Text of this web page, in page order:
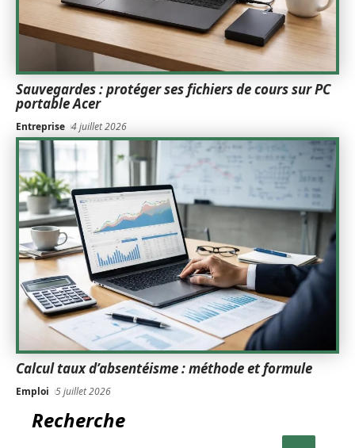
Sauvegardes : protéger ses fichiers de cours sur PC
portable Acer
Entreprise 4 juillet 2026
Calcul taux d’absentéisme : méthode et formule
Emploi 5 juillet 2026
Recherche